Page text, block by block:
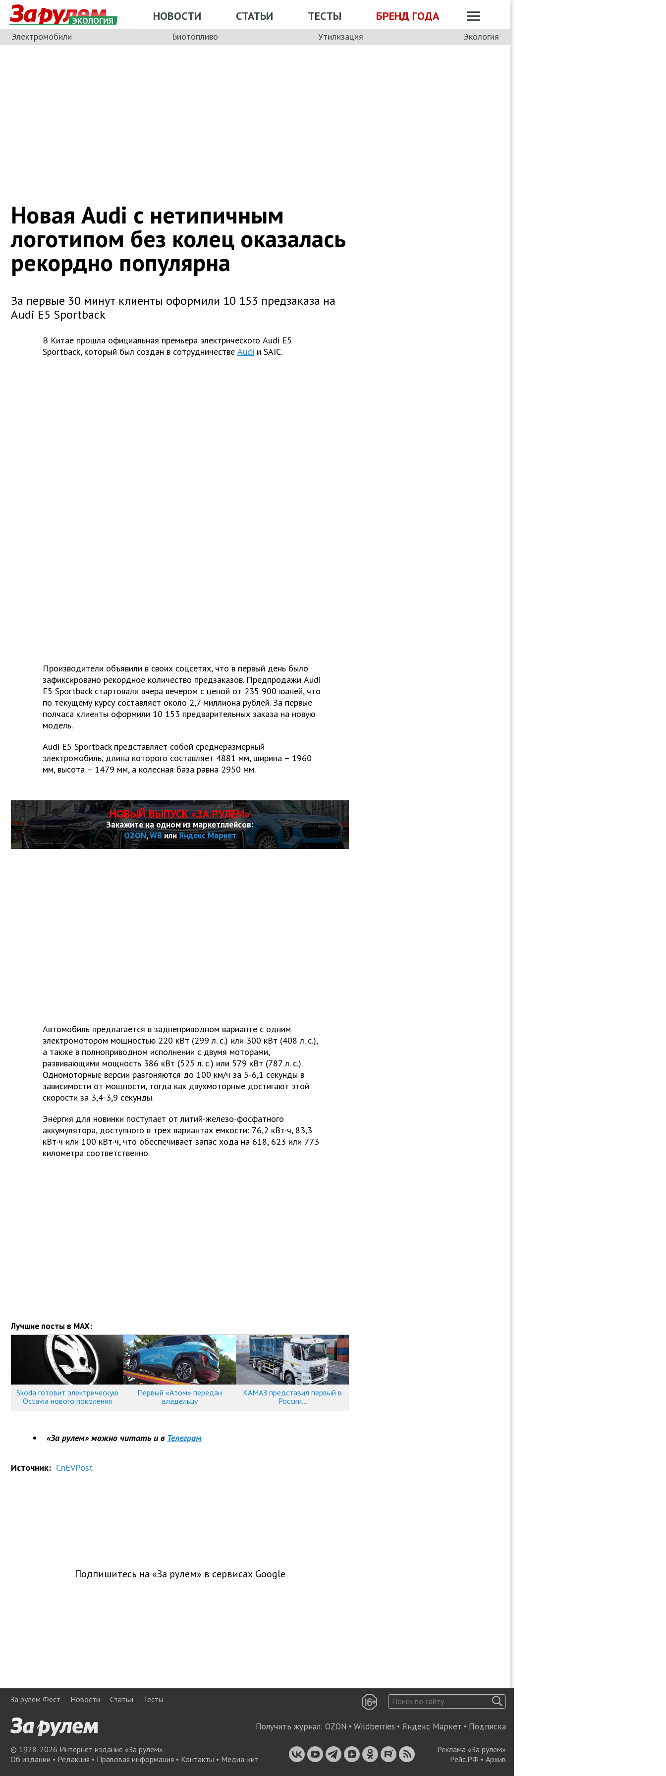
ЭКОЛОГИЯ НОВОСТИ СТАТЬИ ТЕСТЫ БРЕНД ГОДА
Электромобили Биотопливо Утилизация Экология
Новая Audi с нетипичным
логотипом без колец оказалась
рекордно популярна
За первые 30 минут клиенты оформили 10 153 предзаказа на
Audi E5 Sportback
В Китае прошла официальная премьера электрического Audi E5
Sportback, который был создан в сотрудничестве Audi и SAIC.
Производители объявили в своих соцсетях, что в первый день было
зафиксировано рекордное количество предзаказов. Предпродажи Audi
E5 Sportback стартовали вчера вечером с ценой от 235 900 юаней, что
по текущему курсу составляет около 2,7 миллиона рублей. За первые
полчаса клиенты оформили 10 153 предварительных заказа на новую
модель.
Audi E5 Sportback представляет собой среднеразмерный
электромобиль, длина которого составляет 4881 мм, ширина – 1960
мм, высота – 1479 мм, а колесная база равна 2950 мм.
НОВЫЙ ВЫПУСК «ЗА РУЛЕМ»
Закажите на одном из маркетплейсов:
OZON,WBилиЯндекс Маркет
Автомобиль предлагается в заднеприводном варианте с одним
электромотором мощностью 220 кВт (299 л. с.) или 300 кВт (408 л. с.),
а также в полноприводном исполнении с двумя моторами,
развивающими мощность 386 кВт (525 л. с.) или 579 кВт (787 л. с.).
Одномоторные версии разгоняются до 100 км/ч за 5-6,1 секунды в
зависимости от мощности, тогда как двухмоторные достигают этой
скорости за 3,4-3,9 секунды.
Энергия для новинки поступает от литий-железо-фосфатного
аккумулятора, доступного в трех вариантах емкости: 76,2 кВт·ч, 83,3
кВт·ч или 100 кВт·ч, что обеспечивает запас хода на 618, 623 или 773
километра соответственно.
Лучшие посты в MAX:
Skoda готовит электрическую
Octavia нового поколения
Первый «Атом» передан
владельцу
КАМАЗ представил первый в
России...
«За рулем» можно читать и в Телеграм
Источник: CnEVPost
Подпишитесь на «За рулем» в сервисах Google
За рулем Фест Новости Статьи Тесты
Получить журнал: OZON • Wildberries • Яндекс Маркет • Подписка
© 1928-2026 Интернет издание «За рулем»
Об издании • Редакция • Правовая информация • Контакты • Медиа-кит
Реклама «За рулем»
Рейс.РФ • Архив